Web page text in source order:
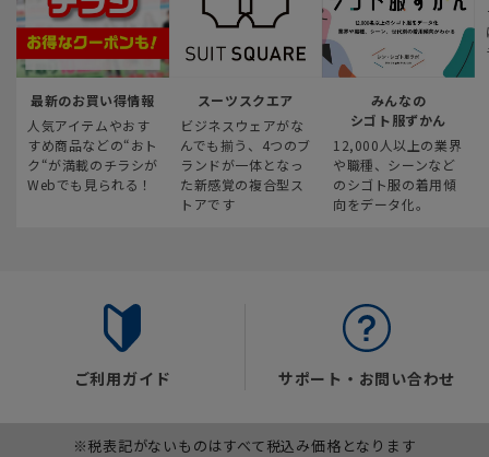
最新のお買い得情報
人気アイテムやおす
すめ商品などの“おト
ク“が満載のチラシが
Webでも見られる！
スーツスクエア
ビジネスウェアがな
んでも揃う、4つのブ
ランドが一体となっ
た新感覚の複合型ス
トアです
みんなの
シゴト服ずかん
12,000人以上の業界
や職種、シーンなど
のシゴト服の着用傾
向をデータ化。
ご利用ガイド サポート・お問い合わせ
※税表記がないものはすべて税込み価格となります